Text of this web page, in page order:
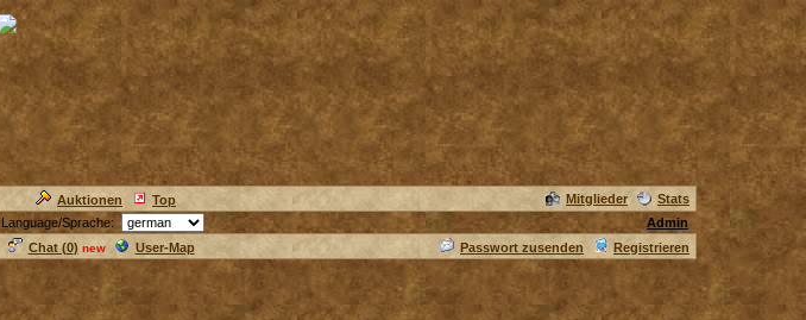
Auktionen Top Mitglieder
Stats
Language/Sprache:
Admin
Chat (0) new User-Map Passwort zusenden Registrieren